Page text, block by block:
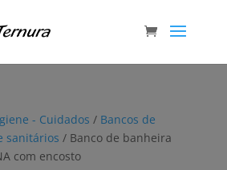
- Cuidados / Bancos de
sanitários / Banco de banheira
com encosto